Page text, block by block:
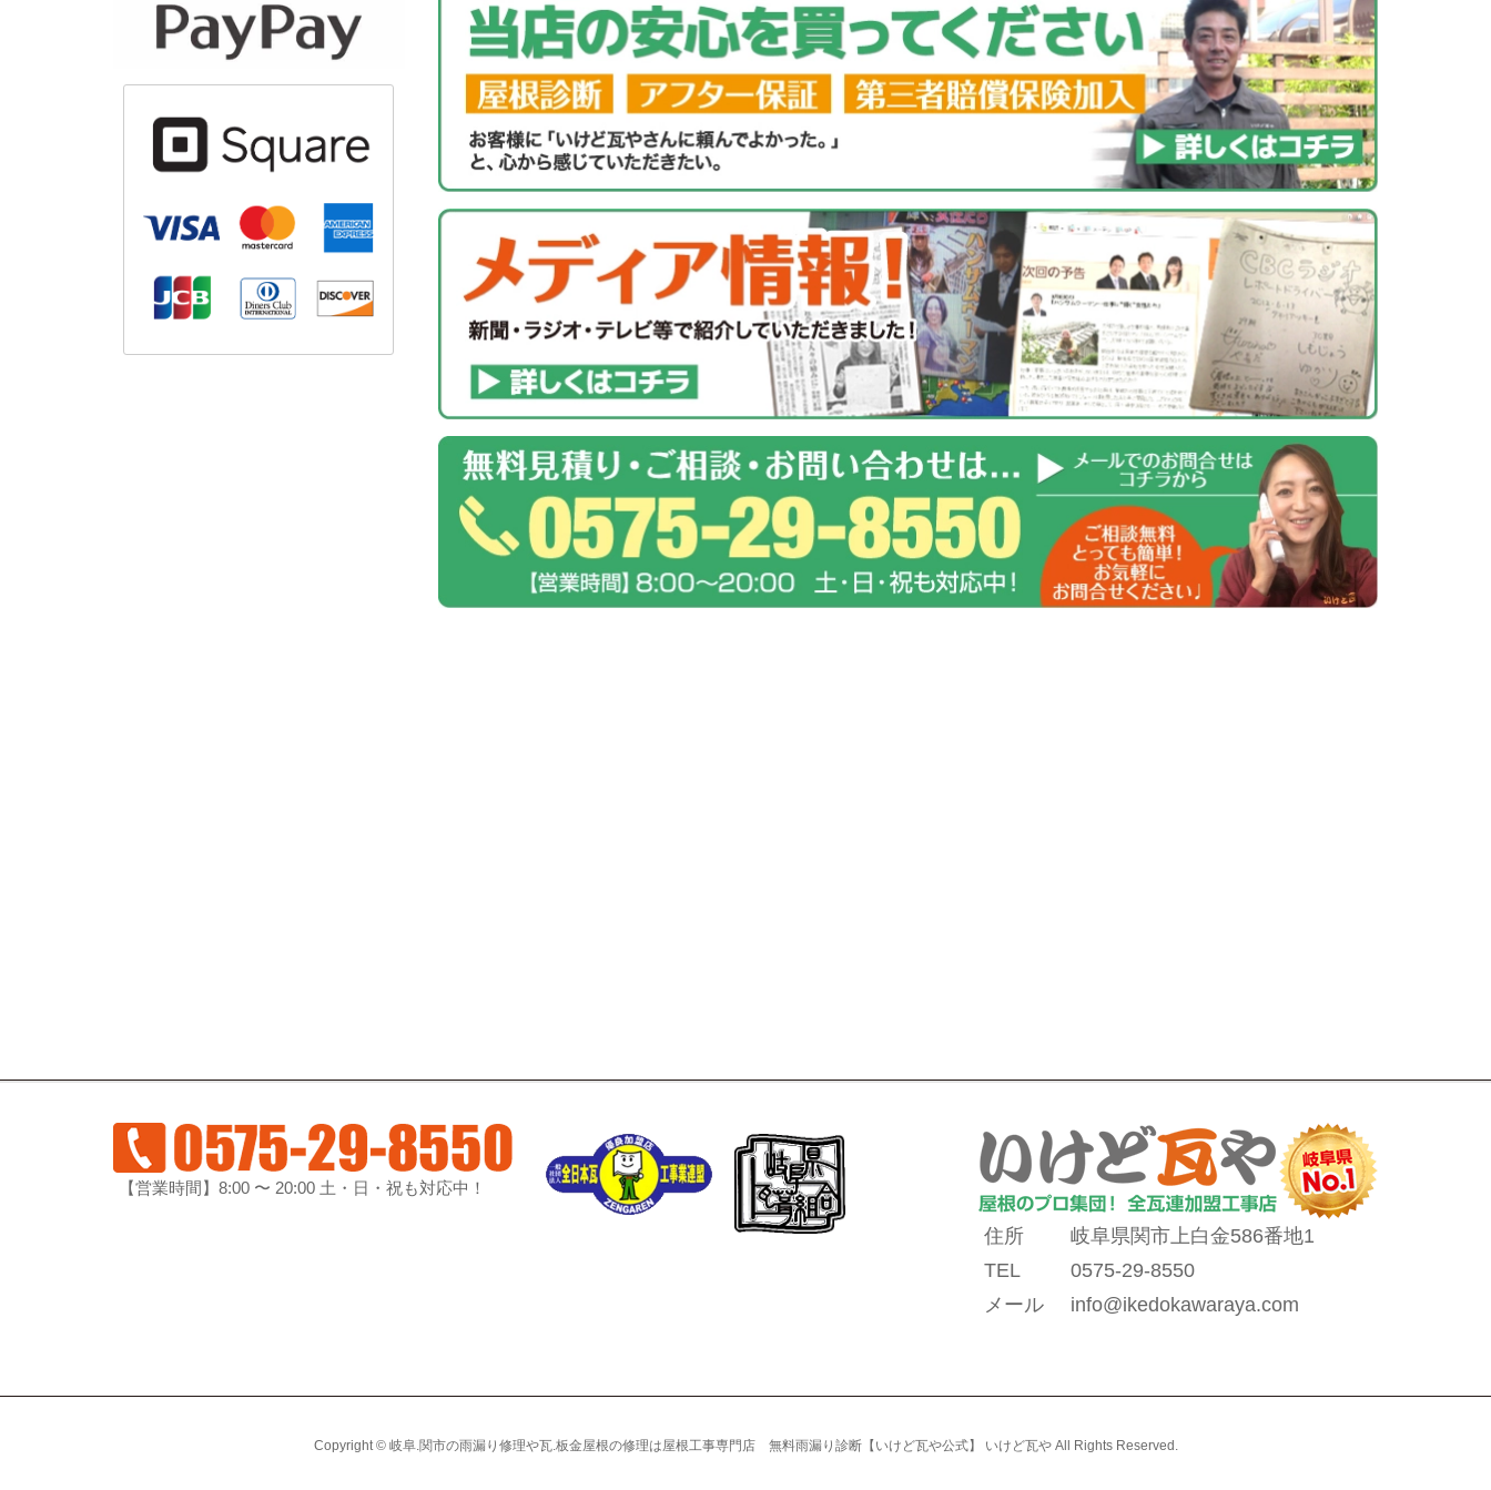
【営業時間】8:00 〜 20:00 土・日・祝も対応中！
住所
岐阜県関市上白金586番地1
TEL
0575-29-8550
メール
info@ikedokawaraya.com
Copyright © 岐阜.関市の雨漏り修理や瓦.板金屋根の修理は屋根工事専門店 無料雨漏り診断【いけど瓦や公式】 いけど瓦や All Rights Reserved.